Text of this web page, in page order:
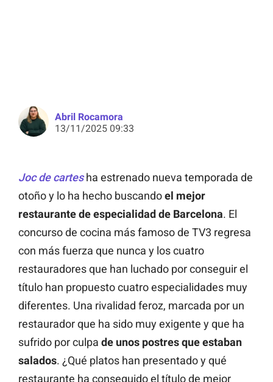
Abril Rocamora
13/11/2025 09:33
Joc de cartesha estrenado nueva temporada de
otoño y lo ha hecho buscandoel mejor
restaurante de especialidad de Barcelona. El
concurso de cocina más famoso de TV3 regresa
con más fuerza que nunca y los cuatro
restauradores que han luchado por conseguir el
título han propuesto cuatro especialidades muy
diferentes. Una rivalidad feroz, marcada por un
restaurador que ha sido muy exigente y que ha
sufrido por culpa de unos postres que estaban
salados. ¿Qué platos han presentado y qué
restaurante ha conseguido el título de mejor